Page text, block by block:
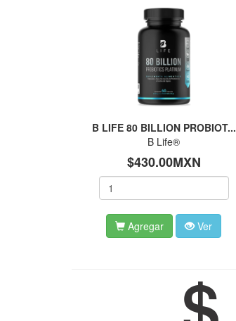
B LIFE 80 BILLION PROBIOT...
B Life®
$430.00MXN
Agregar Ver